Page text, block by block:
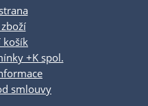
košík
+K spol.
smlouvy